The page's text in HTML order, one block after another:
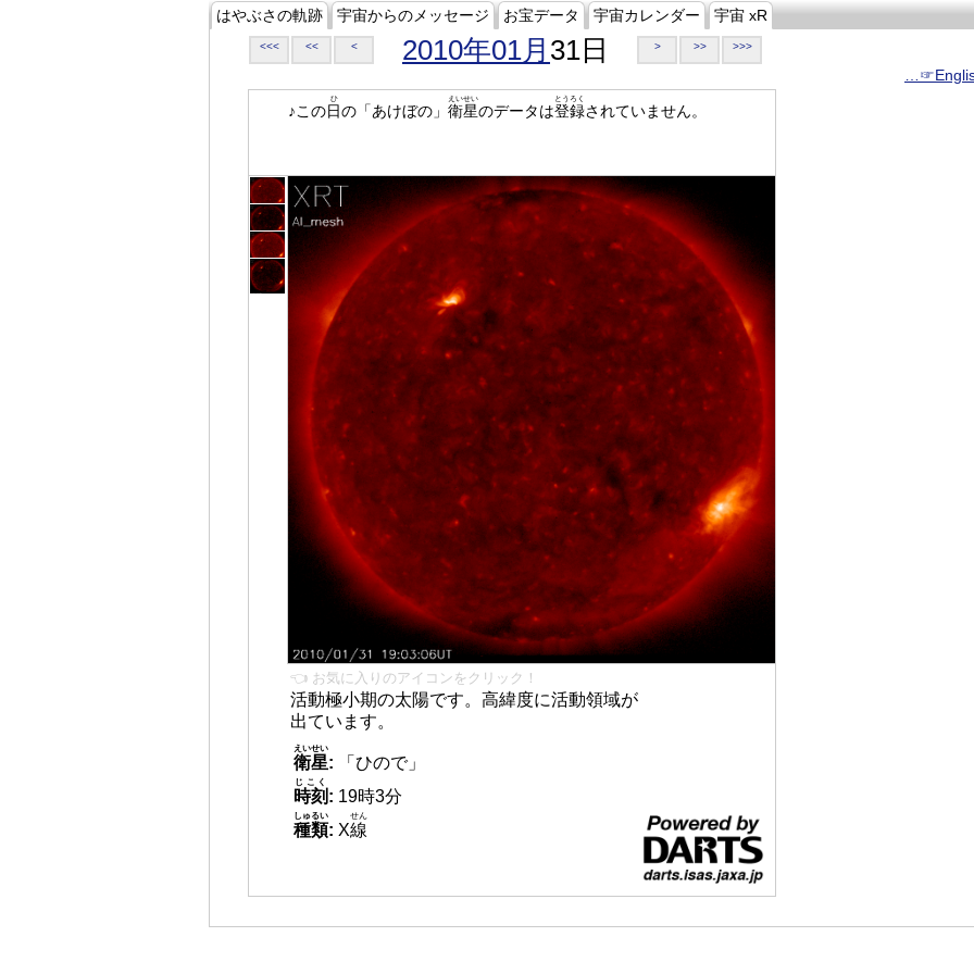
はやぶさの軌跡 宇宙からのメッセージ お宝データ 宇宙カレンダー 宇宙 xR
<<< << < 2010年01月 31日 > >> >>>
♪この日
ひ
の「あけぼの」 衛星
えいせい
のデータは登録
とうろく
されていません。
👈 お気に入りのアイコンをクリック！
活動極小期の太陽です。高緯度に活動領域が
出ています。
衛星
えいせい
:
「ひので」
時刻
じこく
: 19時3分
種類
しゅるい
: X線
せん